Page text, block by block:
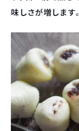
味しさが増します。